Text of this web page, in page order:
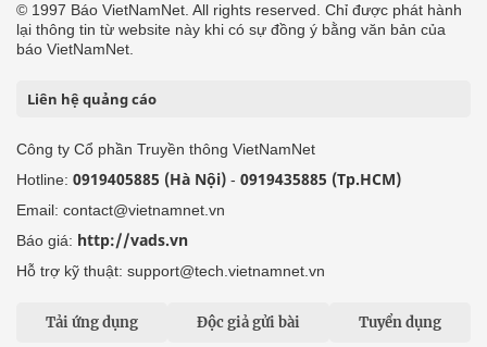
© 1997 Báo VietNamNet. All rights reserved. Chỉ được phát hành
lại thông tin từ website này khi có sự đồng ý bằng văn bản của
báo VietNamNet.
Liên hệ quảng cáo
Công ty Cổ phần Truyền thông VietNamNet
Hotline: 0919405885 (Hà Nội) - 0919435885 (Tp.HCM)
Email: contact@vietnamnet.vn
Báo giá: http://vads.vn
Hỗ trợ kỹ thuật: support@tech.vietnamnet.vn
Tải ứng dụng Độc giả gửi bài Tuyển dụng